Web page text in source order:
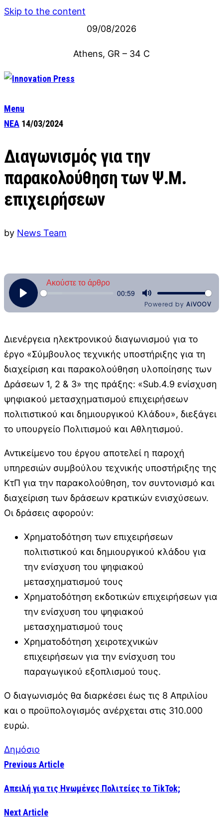
Skip to the content
09/08/2026
Athens, GR – 34 C
Menu
ΝΕΑ 14/03/2024
Διαγωνισμός για την
παρακολούθηση των Ψ.Μ.
επιχειρήσεων
by News Team
Διενέργεια ηλεκτρονικού διαγωνισμού για το
έργο «Σύμβουλος τεχνικής υποστήριξης για τη
διαχείριση και παρακολούθηση υλοποίησης των
Δράσεων 1, 2 & 3» της πράξης: «Sub.4.9 ενίσχυση
ψηφιακού μετασχηματισμού επιχειρήσεων
πολιτιστικού και δημιουργικού Κλάδου», διεξάγει
το υπουργείο Πολιτισμού και Αθλητισμού.
Αντικείμενο του έργου αποτελεί η παροχή
υπηρεσιών συμβούλου τεχνικής υποστήριξης της
ΚτΠ για την παρακολούθηση, τον συντονισμό και
διαχείριση των δράσεων κρατικών ενισχύσεων.
Οι δράσεις αφορούν:
Χρηματοδότηση των επιχειρήσεων
πολιτιστικού και δημιουργικού κλάδου για
την ενίσχυση του ψηφιακού
μετασχηματισμού τους
Χρηματοδότηση εκδοτικών επιχειρήσεων για
την ενίσχυση του ψηφιακού
μετασχηματισμού τους
Χρηματοδότηση χειροτεχνικών
επιχειρήσεων για την ενίσχυση του
παραγωγικού εξοπλισμού τους.
Ο διαγωνισμός θα διαρκέσει έως τις 8 Απριλίου
και ο προϋπολογισμός ανέρχεται στις 310.000
ευρώ.
Δημόσιο
Previous Article
Απειλή για τις Ηνωμένες Πολιτείες το TikTok;
Next Article